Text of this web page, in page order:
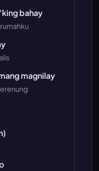
bahay
magnilay